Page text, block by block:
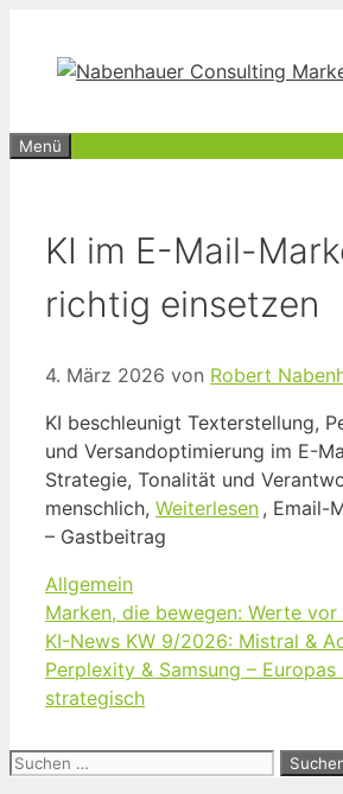
springen
Menü
KI im E-Mail-
richtig einsetzen
4. März 2026 von Robert
KI beschleunigt Texterstellung,
und Versandoptimierung im E-
Strategie, Tonalität und
menschlich, Weiterlesen , Email-
– Gastbeitrag
Kategorien
Allgemein
Marken, die bewegen: Werte vor
KI-News KW 9/2026: Mistral &
Perplexity & Samsung – Europas
strategisch
Suchen